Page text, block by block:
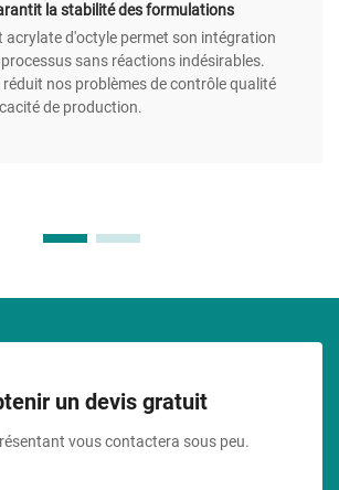
la stabilité des formulations
acrylate d'octyle permet son intégration
sans réactions indésirables.
nos problèmes de contrôle qualité
de production.
un devis gratuit
vous contactera sous peu.